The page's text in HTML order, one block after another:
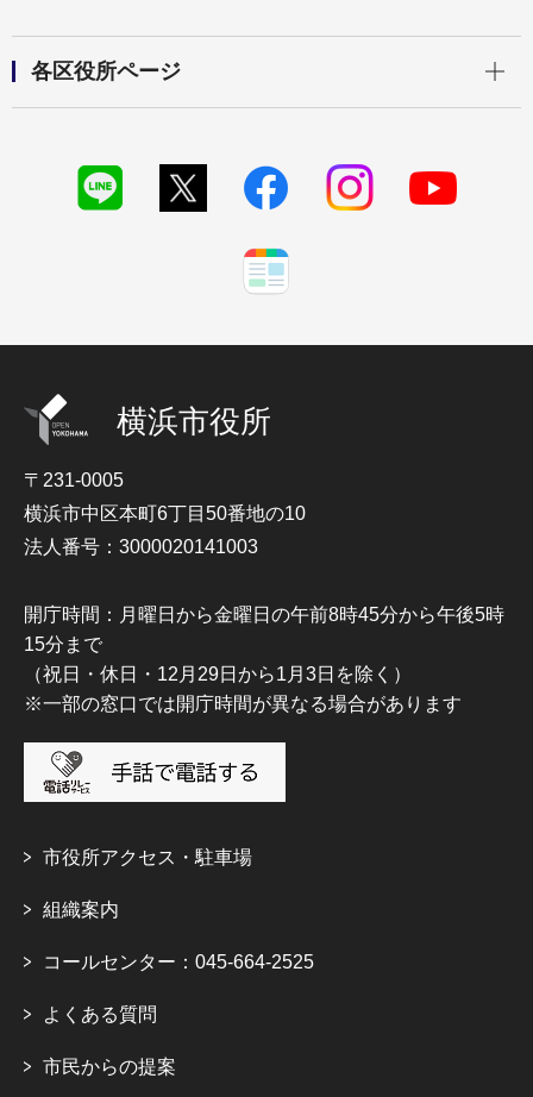
各区役所ページ
横浜市役所
〒231-0005
横浜市中区本町6丁目50番地の10
法人番号：3000020141003
開庁時間：月曜日から金曜日の午前8時45分から午後5時
15分まで
（祝日・休日・12月29日から1月3日を除く）
※一部の窓口では開庁時間が異なる場合があります
市役所アクセス・駐車場
組織案内
コールセンター：045-664-2525
よくある質問
市民からの提案